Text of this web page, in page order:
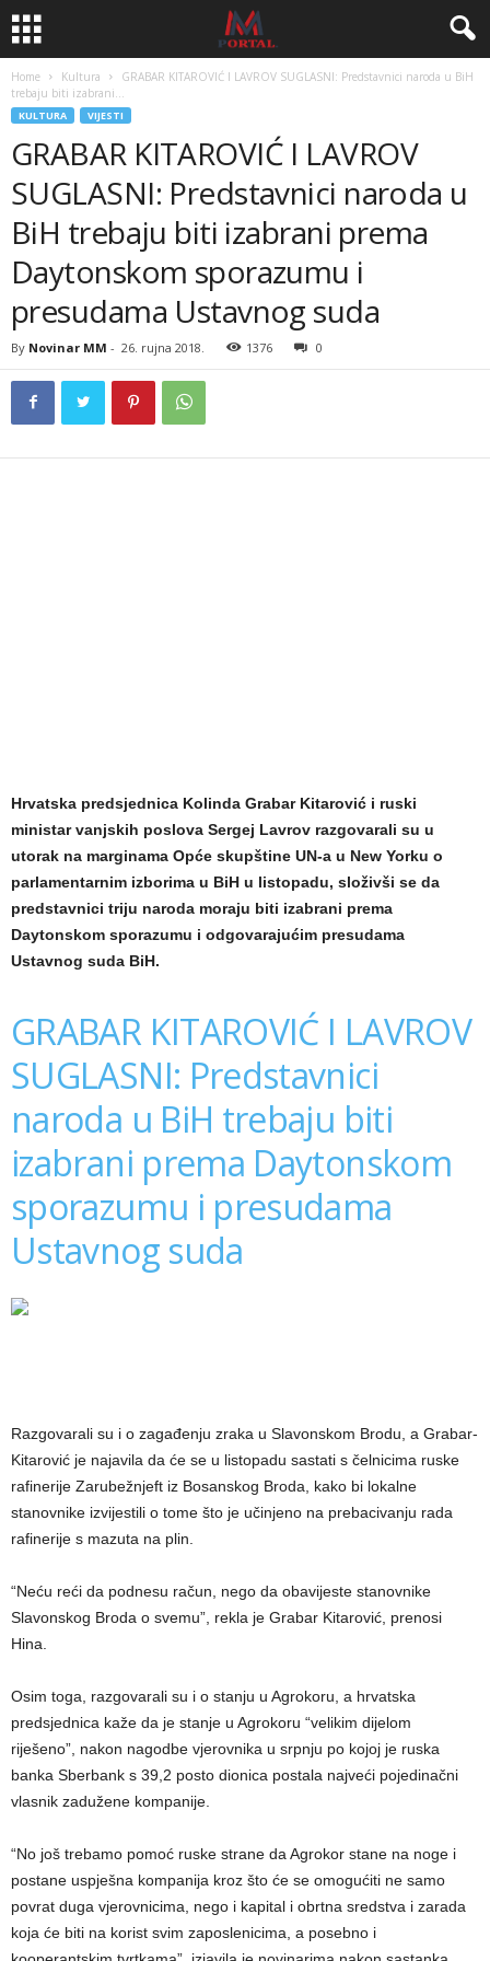
Home Kultura
GRABAR KITAROVIĆ I LAVROV SUGLASNI: Predstavnici naroda u BiH
trebaju biti izabrani...
KULTURA VIJESTI
GRABAR KITAROVIĆ I LAVROV
SUGLASNI: Predstavnici naroda u
BiH trebaju biti izabrani prema
Daytonskom sporazumu i
presudama Ustavnog suda
By Novinar MM - 26. rujna 2018. 1376 0
Hrvatska predsjednica Kolinda Grabar Kitarović i ruski
ministar vanjskih poslova Sergej Lavrov razgovarali su u
utorak na marginama Opće skupštine UN-a u New Yorku o
parlamentarnim izborima u BiH u listopadu, složivši se da
predstavnici triju naroda moraju biti izabrani prema
Daytonskom sporazumu i odgovarajućim presudama
Ustavnog suda BiH.
GRABAR KITAROVIĆ I LAVROV
SUGLASNI: Predstavnici
naroda u BiH trebaju biti
izabrani prema Daytonskom
sporazumu i presudama
Ustavnog suda
Razgovarali su i o zagađenju zraka u Slavonskom Brodu, a Grabar-
Kitarović je najavila da će se u listopadu sastati s čelnicima ruske
rafinerije Zarubežnjeft iz Bosanskog Broda, kako bi lokalne
stanovnike izvijestili o tome što je učinjeno na prebacivanju rada
rafinerije s mazuta na plin.
“Neću reći da podnesu račun, nego da obavijeste stanovnike
Slavonskog Broda o svemu”, rekla je Grabar Kitarović, prenosi
Hina.
Osim toga, razgovarali su i o stanju u Agrokoru, a hrvatska
predsjednica kaže da je stanje u Agrokoru “velikim dijelom
riješeno”, nakon nagodbe vjerovnika u srpnju po kojoj je ruska
banka Sberbank s 39,2 posto dionica postala najveći pojedinačni
vlasnik zadužene kompanije.
“No još trebamo pomoć ruske strane da Agrokor stane na noge i
postane uspješna kompanija kroz što će se omogućiti ne samo
povrat duga vjerovnicima, nego i kapital i obrtna sredstva i zarada
koja će biti na korist svim zaposlenicima, a posebno i